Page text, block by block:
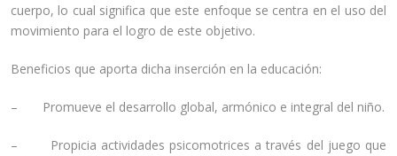
cuerpo, lo cual significa que este enfoque se centra en el uso del
movimiento para el logro de este objetivo.
Beneficios que aporta dicha inserción en la educación:
– Promueve el desarrollo global, armónico e integral del niño.
– Propicia actividades psicomotrices a través del juego que